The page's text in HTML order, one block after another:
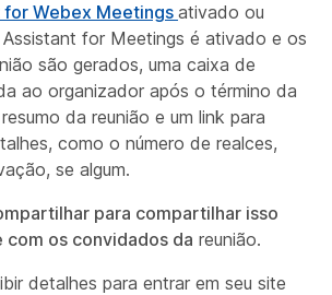
Webex Meetings ativado ou
for Meetings é ativado e os
são gerados, uma caixa de
ao organizador após o término da
da reunião e um link para
como o número de realces,
se algum.
para compartilhar isso
com os convidados da reunião.
detalhes para entrar em seu site